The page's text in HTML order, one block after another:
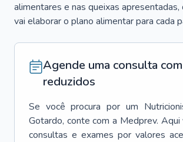
alimentares e nas queixas apresentadas,
vai elaborar o plano alimentar para cada
Agende uma consulta
reduzidos
Se você procura por um
Gotardo, conte com a Medprev. Aqui
consultas e exames por valores